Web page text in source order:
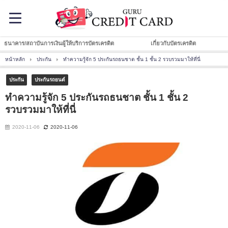
ธนาคาร/สถาบันการเงินผู้ให้บริการบัตรเครดิต เกี่ยวกับบัตรเครดิต
หน้าหลัก ประกัน ทำความรู้จัก 5 ประกันรถธนชาต ชั้น 1 ชั้น 2 รวบรวมมาให้ที่นี่
ประกัน ประกันรถยนต์
ทำความรู้จัก 5 ประกันรถธนชาต ชั้น 1 ชั้น 2
รวบรวมมาให้ที่นี่
2020-11-06 2020-11-06